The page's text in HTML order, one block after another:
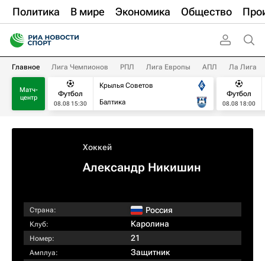
Политика В мире Экономика Общество
Главное Лига Чемпионов РПЛ Лига Европы АПЛ Ла Лига
Матч-
центр
Футбол
08.08 15:30
Крылья Советов
Балтика
Футбол
08.08 18:00
Хоккей
Александр Никишин
Страна: Россия
Клуб: Каролина
Номер: 21
Амплуа: Защитник